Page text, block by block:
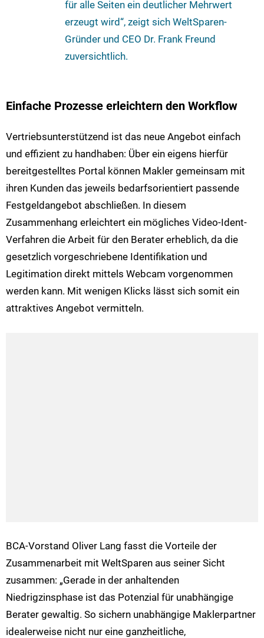
für alle Seiten ein deutlicher Mehrwert
erzeugt wird“, zeigt sich WeltSparen-
Gründer und CEO Dr. Frank Freund
zuversichtlich.
Einfache Prozesse erleichtern den Workflow
Vertriebsunterstützend ist das neue Angebot einfach
und effizient zu handhaben: Über ein eigens hierfür
bereitgestelltes Portal können Makler gemeinsam mit
ihren Kunden das jeweils bedarfsorientiert passende
Festgeldangebot abschließen. In diesem
Zusammenhang erleichtert ein mögliches Video-Ident-
Verfahren die Arbeit für den Berater erheblich, da die
gesetzlich vorgeschriebene Identifikation und
Legitimation direkt mittels Webcam vorgenommen
werden kann. Mit wenigen Klicks lässt sich somit ein
attraktives Angebot vermitteln.
BCA-Vorstand Oliver Lang fasst die Vorteile der
Zusammenarbeit mit WeltSparen aus seiner Sicht
zusammen: „Gerade in der anhaltenden
Niedrigzinsphase ist das Potenzial für unabhängige
Berater gewaltig. So sichern unabhängige Maklerpartner
idealerweise nicht nur eine ganzheitliche,